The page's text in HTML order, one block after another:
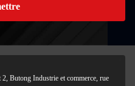
2, Butong Industrie et commerce, rue